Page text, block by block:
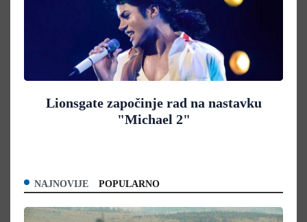
Lionsgate započinje rad na nastavku
"Michael 2"
NAJNOVIJE POPULARNO